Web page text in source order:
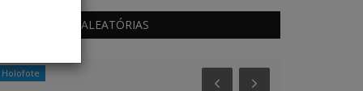
PUBLICAÇÕES ALEATÓRIAS
Holofote